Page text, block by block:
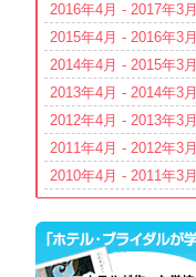
2016年4月 - 2017年3月
2015年4月 - 2016年3月
2014年4月 - 2015年3月
2013年4月 - 2014年3月
2012年4月 - 2013年3月
2011年4月 - 2012年3月
2010年4月 - 2011年3月